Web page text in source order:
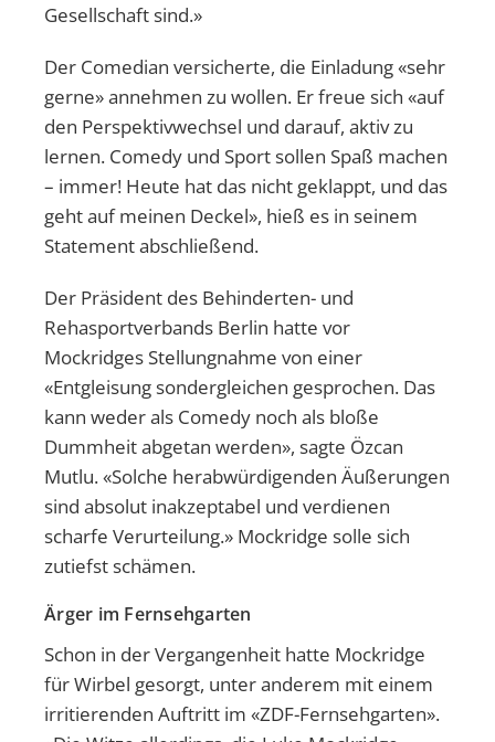
Gesellschaft sind.»
Der Comedian versicherte, die Einladung «sehr
gerne» annehmen zu wollen. Er freue sich «auf
den Perspektivwechsel und darauf, aktiv zu
lernen. Comedy und Sport sollen Spaß machen
– immer! Heute hat das nicht geklappt, und das
geht auf meinen Deckel», hieß es in seinem
Statement abschließend.
Der Präsident des Behinderten- und
Rehasportverbands Berlin hatte vor
Mockridges Stellungnahme von einer
«Entgleisung sondergleichen gesprochen. Das
kann weder als Comedy noch als bloße
Dummheit abgetan werden», sagte Özcan
Mutlu. «Solche herabwürdigenden Äußerungen
sind absolut inakzeptabel und verdienen
scharfe Verurteilung.» Mockridge solle sich
zutiefst schämen.
Ärger im Fernsehgarten
Schon in der Vergangenheit hatte Mockridge
für Wirbel gesorgt, unter anderem mit einem
irritierenden Auftritt im «ZDF-Fernsehgarten».